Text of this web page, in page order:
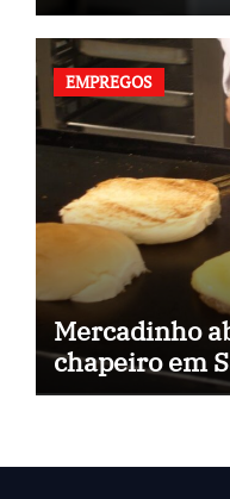
EMPREGOS
Mercadinho
chapeiro em